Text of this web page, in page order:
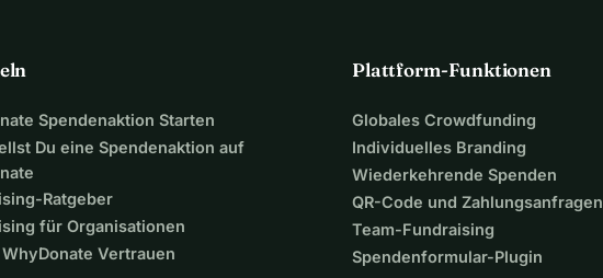
Spendenaktion Starten
Du eine Spendenaktion auf
Ratgeber
für Organisationen
Vertrauen
Plattform-Funktionen
Globales Crowdfunding
Individuelles Branding
Wiederkehrende Spenden
QR-Code und Zahlungsanfragen
Team-Fundraising
Spendenformular-Plugin